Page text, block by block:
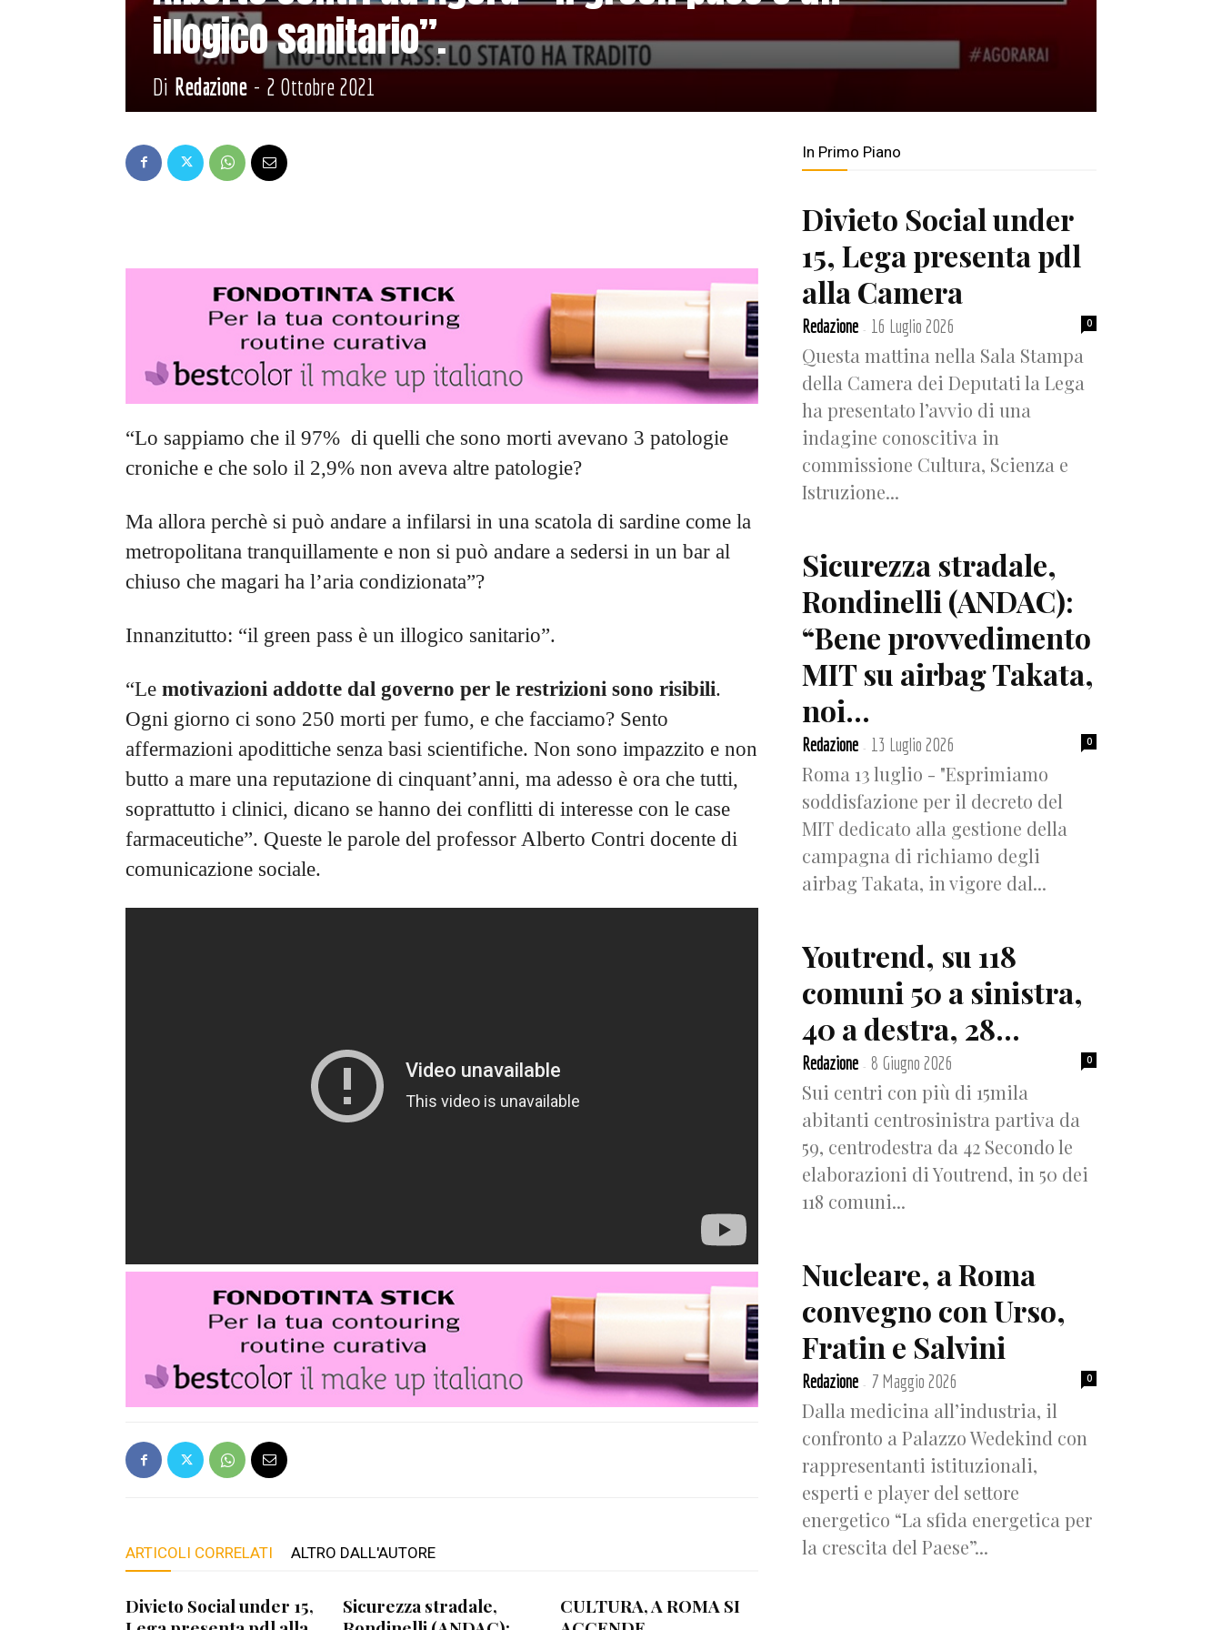
illogico sanitario”.
Di Redazione - 2 Ottobre 2021
“Lo sappiamo che il 97% di quelli che sono morti avevano 3 patologie
croniche e che solo il 2,9% non aveva altre patologie?
Ma allora perchè si può andare a infilarsi in una scatola di sardine come la
metropolitana tranquillamente e non si può andare a sedersi in un bar al
chiuso che magari ha l’aria condizionata”?
Innanzitutto: “il green pass è un illogico sanitario”.
“Le motivazioni addotte dal governo per le restrizioni sono risibili.
Ogni giorno ci sono 250 morti per fumo, e che facciamo? Sento
affermazioni apodittiche senza basi scientifiche. Non sono impazzito e non
butto a mare una reputazione di cinquant’anni, ma adesso è ora che tutti,
soprattutto i clinici, dicano se hanno dei conflitti di interesse con le case
farmaceutiche”. Queste le parole del professor Alberto Contri docente di
comunicazione sociale.
ARTICOLI CORRELATI ALTRO DALL'AUTORE
Divieto Social under 15,
Sicurezza stradale,
CULTURA, A ROMA SI
In Primo Piano
Divieto Social under
15, Lega presenta pdl
alla Camera
Redazione - 16 Luglio 2026 0
Questa mattina nella Sala Stampa
della Camera dei Deputati la Lega
ha presentato l’avvio di una
indagine conoscitiva in
commissione Cultura, Scienza e
Istruzione...
Sicurezza stradale,
Rondinelli (ANDAC):
“Bene provvedimento
MIT su airbag Takata,
noi...
Redazione - 13 Luglio 2026 0
Roma 13 luglio - "Esprimiamo
soddisfazione per il decreto del
MIT dedicato alla gestione della
campagna di richiamo degli
airbag Takata, in vigore dal...
Youtrend, su 118
comuni 50 a sinistra,
40 a destra, 28...
Redazione - 8 Giugno 2026 0
Sui centri con più di 15mila
abitanti centrosinistra partiva da
59, centrodestra da 42 Secondo le
elaborazioni di Youtrend, in 50 dei
118 comuni...
Nucleare, a Roma
convegno con Urso,
Fratin e Salvini
Redazione - 7 Maggio 2026 0
Dalla medicina all’industria, il
confronto a Palazzo Wedekind con
rappresentanti istituzionali,
esperti e player del settore
energetico “La sfida energetica per
la crescita del Paese”...